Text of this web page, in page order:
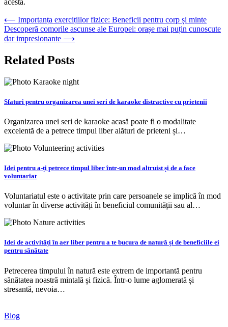
Navigare
în
⟵ Importanța exercițiilor fizice: Beneficii pentru corp și minte
Descoperă comorile ascunse ale Europei: orașe mai puțin cunoscute
dar impresionante ⟶
Related Posts
Sfaturi pentru organizarea unei seri de karaoke distractive cu prietenii
Organizarea unei seri de karaoke acasă poate fi o modalitate
excelentă de a petrece timpul liber alături de prieteni și…
Idei pentru a-ți petrece timpul liber într-un mod altruist și de a face
voluntariat
Voluntariatul este o activitate prin care persoanele se implică în mod
voluntar în diverse activități în beneficiul comunității sau al…
Idei de activități în aer liber pentru a te bucura de natură și de beneficiile ei
pentru sănătate
Petrecerea timpului în natură este extrem de importantă pentru
sănătatea noastră mintală și fizică. Într-o lume aglomerată și
stresantă, nevoia…
Blog